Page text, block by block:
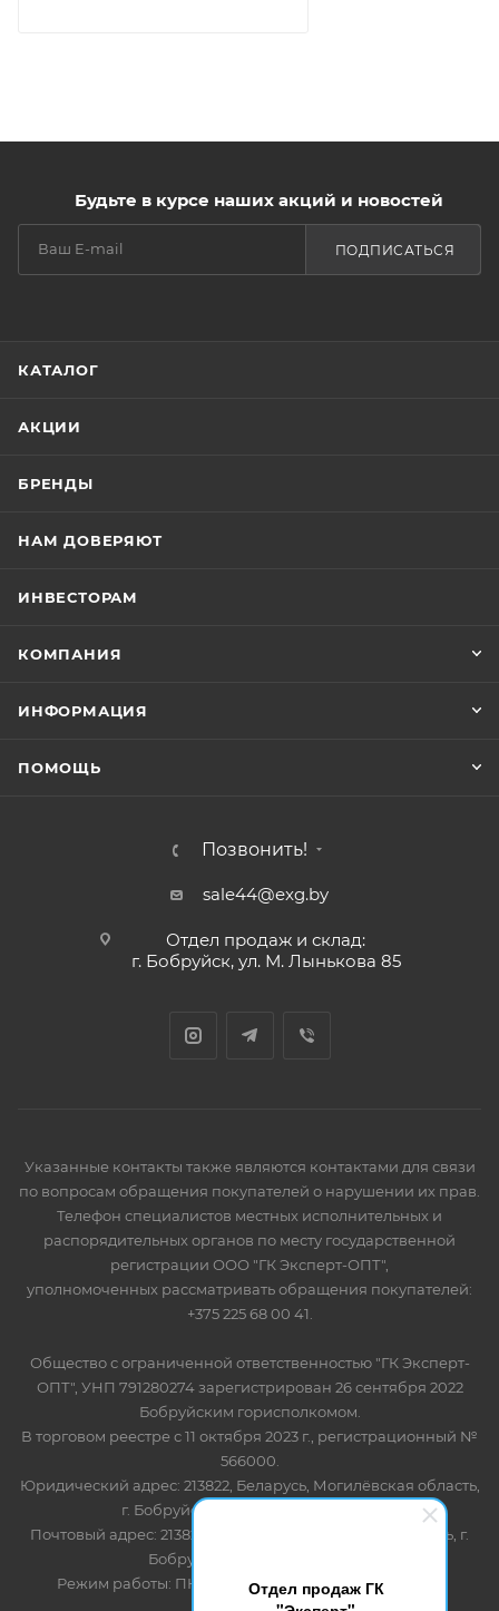
Отдел продаж ГК
Будьте в курсе наших акций и новостей
ПОДПИСАТЬСЯ
КАТАЛОГ
АКЦИИ
БРЕНДЫ
НАМ ДОВЕРЯЮТ
ИНВЕСТОРАМ
КОМПАНИЯ
ИНФОРМАЦИЯ
ПОМОЩЬ
Позвонить!
sale44@exg.by
Отдел продаж и склад:
г. Бобруйск, ул. М. Лынькова 85
Указанные контакты также являются контактами для связи
по вопросам обращения покупателей о нарушении их прав.
Телефон специалистов местных исполнительных и
распорядительных органов по месту государственной
регистрации ООО "ГК Эксперт-ОПТ",
уполномоченных рассматривать обращения покупателей:
+375 225 68 00 41.
Общество с ограниченной ответственностью "ГК Эксперт-
ОПТ", УНП 791280274 зарегистрирован 26 сентября 2022
Бобруйским горисполкомом.
В торговом реестре с 11 октября 2023 г., регистрационный №
566000.
Юридический адрес: 213822, Беларусь, Могилёвская область,
г. Бобруйск, ул. Лынькова 85 пом 7
Почтовый адрес: 213822, Беларусь, Могилёвская область, г.
Бобруйск, ул. Лынькова, 85
Режим работы: ПН-ПТ 8.30-17.00, СБ-ВС - выходной